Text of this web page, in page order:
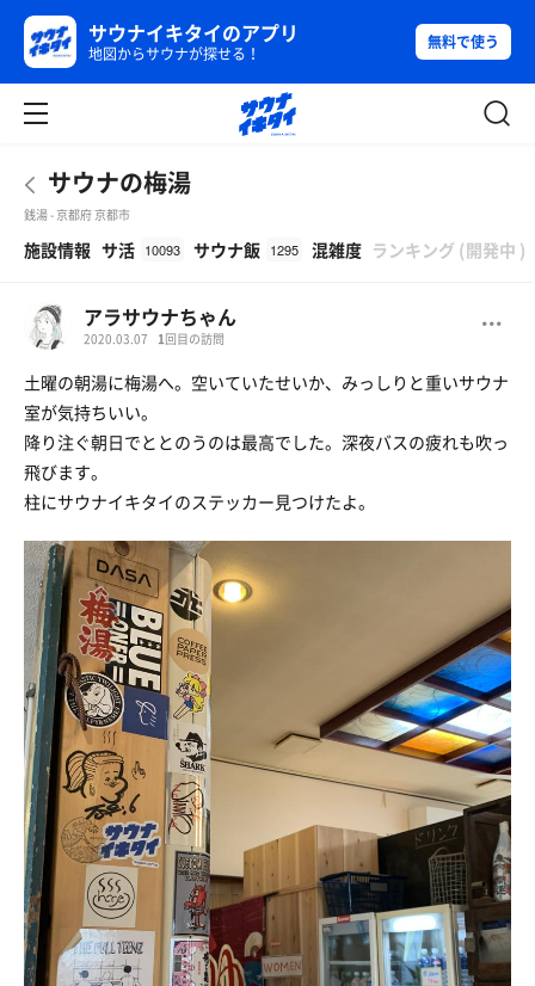
サウナイキタイのアプリ
地図からサウナが探せる！
無料で使う
サウナの梅湯
銭湯 - 京都府 京都市
施設情報 サ活 10093 サウナ飯 1295 混雑度 ランキング (開発中 )
アラサウナちゃん
2020.03.07 1 回目の訪問
土曜の朝湯に梅湯へ。空いていたせいか、みっしりと重いサウナ
室が気持ちいい。
降り注ぐ朝日でととのうのは最高でした。深夜バスの疲れも吹っ
飛びます。
柱にサウナイキタイのステッカー見つけたよ。